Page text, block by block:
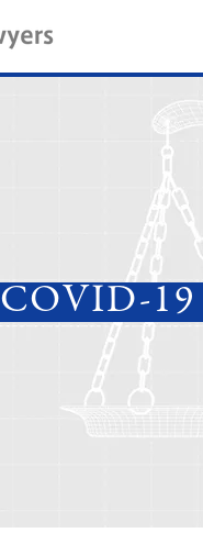
COVID-19